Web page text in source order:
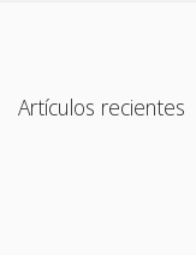
Artículos recientes